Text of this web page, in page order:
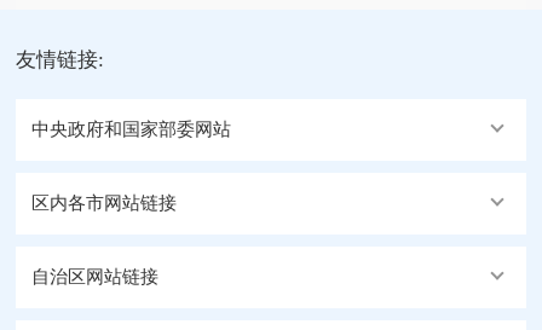
友情链接:
中央政府和国家部委网站
区内各市网站链接
自治区网站链接